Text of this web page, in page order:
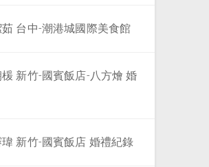
茹 台中-潮港城國際美食館
新竹-國賓飯店-八方燴 婚
新竹-國賓飯店 婚禮紀錄